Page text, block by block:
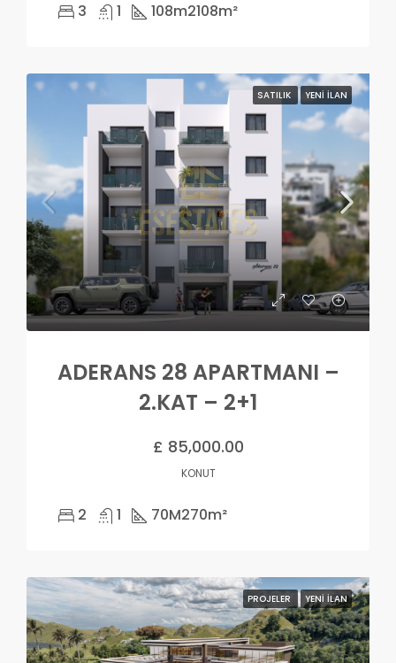
3 1 108m2108m²
SATILIK YENI İLAN
ADERANS 28 APARTMANI –
2.KAT – 2+1
£ 85,000.00
KONUT
2 1 70M270m²
PROJELER YENI İLAN